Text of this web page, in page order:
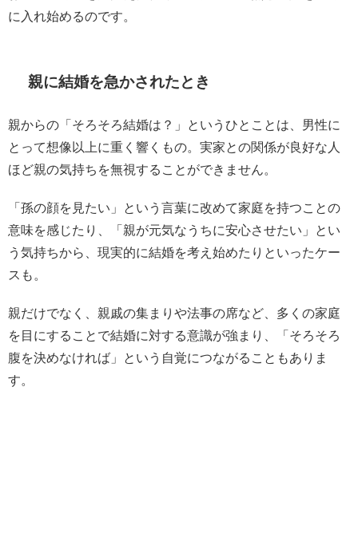
に入れ始めるのです。
親に結婚を急かされたとき
親からの「そろそろ結婚は？」というひとことは、男性に
とって想像以上に重く響くもの。実家との関係が良好な人
ほど親の気持ちを無視することができません。
「孫の顔を見たい」という言葉に改めて家庭を持つことの
意味を感じたり、「親が元気なうちに安心させたい」とい
う気持ちから、現実的に結婚を考え始めたりといったケー
スも。
親だけでなく、親戚の集まりや法事の席など、多くの家庭
を目にすることで結婚に対する意識が強まり、「そろそろ
腹を決めなければ」という自覚につながることもありま
す。